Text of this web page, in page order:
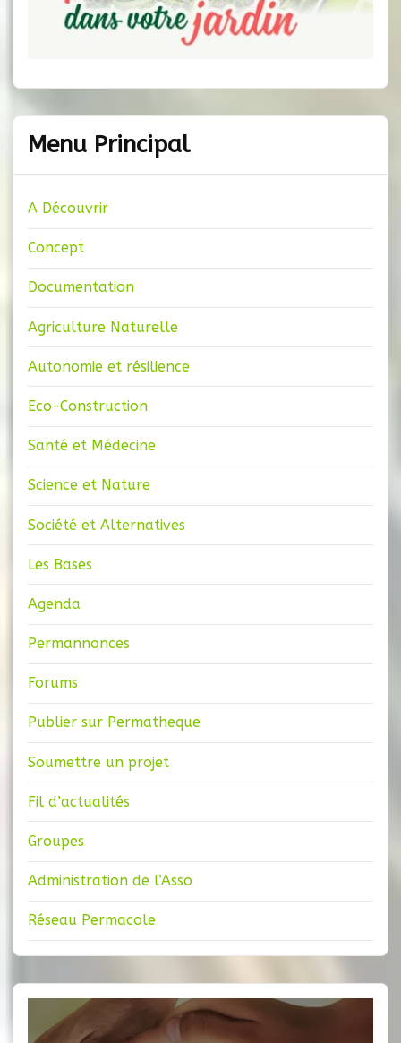
Menu Principal
A Découvrir
Concept
Documentation
Agriculture Naturelle
Autonomie et résilience
Eco-Construction
Santé et Médecine
Science et Nature
Société et Alternatives
Les Bases
Agenda
Permannonces
Forums
Publier sur Permatheque
Soumettre un projet
Fil d’actualités
Groupes
Administration de l’Asso
Réseau Permacole